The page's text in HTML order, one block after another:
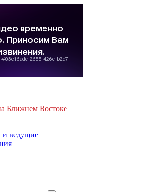
Ближнем Востоке
ведущие